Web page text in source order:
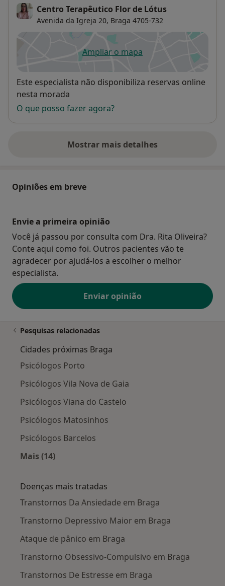
Centro Terapêutico Flor de Lótus
Avenida da Igreja 20, Braga 4705-732
Ampliar o mapaabre num novo separador
Disponibilidade
Este especialista não disponibiliza reservas online
nesta morada
O que posso fazer agora?
Mostrar mais detalhes
sobre o endereço
Opiniões em breve
Envie a primeira opinião
Você já passou por consulta com Dra. Rita Oliveira?
Conte aqui como foi. Outros pacientes vão te
agradecer por ajudá-los a escolher o melhor
especialista.
Enviar opinião
Pesquisas relacionadas
Cidades próximas Braga
Psicólogos Porto
Psicólogos Vila Nova de Gaia
Psicólogos Viana do Castelo
Psicólogos Matosinhos
Psicólogos Barcelos
Mais (14)
Doenças mais tratadas
Transtornos Da Ansiedade em Braga
Transtorno Depressivo Maior em Braga
Ataque de pânico em Braga
Transtorno Obsessivo-Compulsivo em Braga
Transtornos De Estresse em Braga